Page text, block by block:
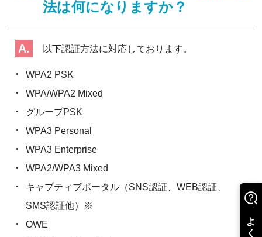
法は何になりますか？
以下認証方法に対応しております。
WPA2 PSK
WPA/WPA2 Mixed
グループPSK
WPA3 Personal
WPA3 Enterprise
WPA2/WPA3 Mixed
キャプティブポータル（SNS認証、WEB認証、
SMS認証他）※
OWE